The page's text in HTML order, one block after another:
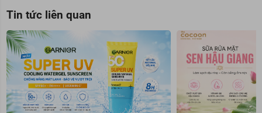
Tin tức liên quan